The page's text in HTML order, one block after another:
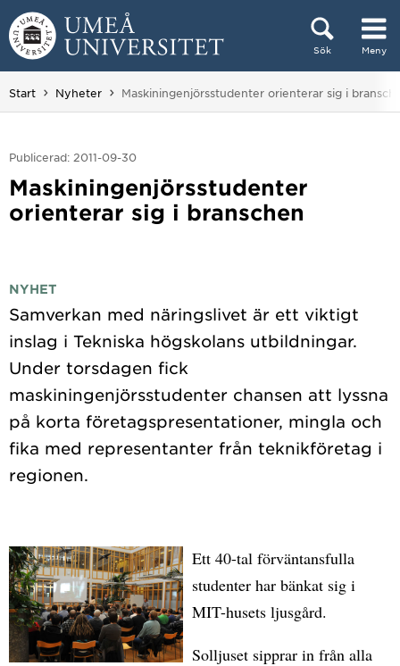
Hoppa direkt till innehållet
Sök Meny
Huvudmenyn dold.
Start Nyheter Du är här:
Maskiningenjörsstudenter orienterar sig i
Publicerad: 2011-09-30
Maskiningenjörsstudenter
orienterar sig i branschen
NYHET
Samverkan med näringslivet är ett viktigt
inslag i Tekniska högskolans utbildningar.
Under torsdagen fick
maskiningenjörsstudenter chansen att lyssna
på korta företagspresentationer, mingla och
fika med representanter från teknikföretag i
Ett 40-tal förväntansfulla
studenter har bänkat sig i
MIT-husets ljusgård.
Solljuset sipprar in från alla